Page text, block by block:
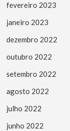
fevereiro 2023
janeiro 2023
dezembro 2022
outubro 2022
setembro 2022
agosto 2022
julho 2022
junho 2022